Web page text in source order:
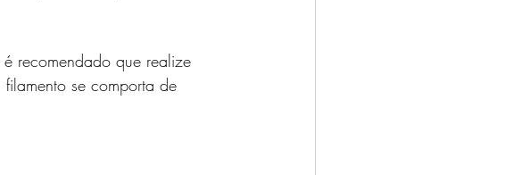
recomendado que realize
se comporta de